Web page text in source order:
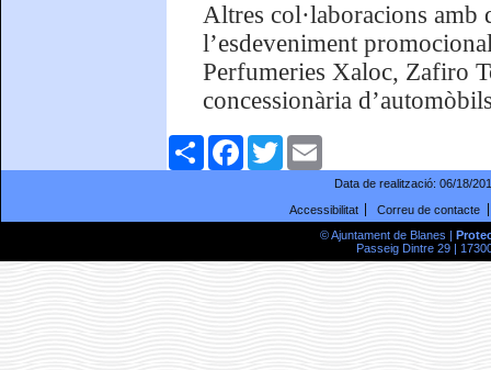
Altres col·laboracions amb
l’esdeveniment
Perfumeries Xaloc, Zafiro
concessionària
ComparteixFacebookTwitter
Data de realització: 06/18/
Accessibilitat
Correu de contacte
© Ajuntament de Blanes |
Passeig Dintre 29 |